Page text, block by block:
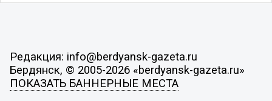
Редакция: info@berdyansk-gazeta.ru
Бердянск, © 2005-2026 «berdyansk-gazeta.ru»
ПОКАЗАТЬ БАННЕРНЫЕ МЕСТА